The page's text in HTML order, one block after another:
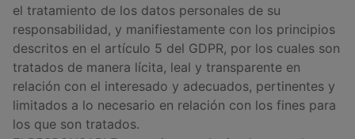
el tratamiento de los datos personales de su
responsabilidad, y manifiestamente con los principios
descritos en el artículo 5 del GDPR, por los cuales son
tratados de manera lícita, leal y transparente en
relación con el interesado y adecuados, pertinentes y
limitados a lo necesario en relación con los fines para
los que son tratados.